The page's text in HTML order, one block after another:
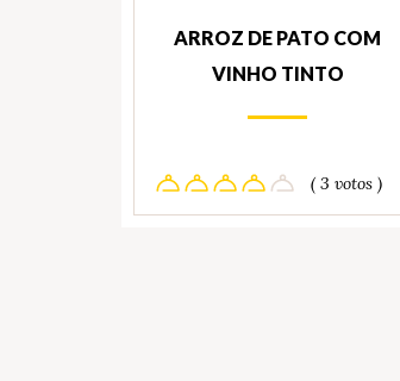
ARROZ DE PATO COM
VINHO TINTO
( 3 votos )